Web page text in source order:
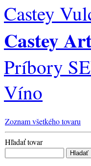
Castey
Castey
Príbory
Víno
Zoznam všetkého tovaru
Hľadať tovar